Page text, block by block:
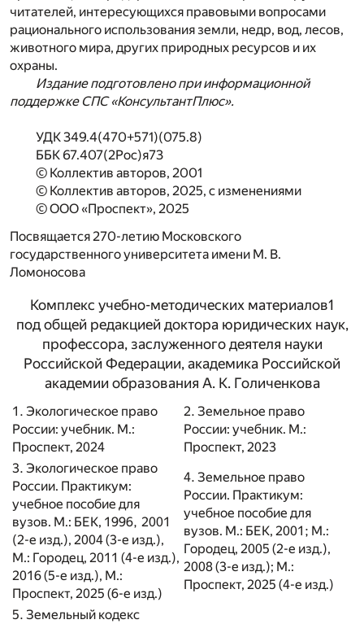
читателей, интересующихся правовыми вопросами
рационального использования земли, недр, вод, лесов,
животного мира, других природных ресурсов и их
охраны.
Издание подготовлено при информационной
поддержке СПС «КонсультантПлюс».
УДК 349.4(470+571)(075.8)
ББК 67.407(2Рос)я73
© Коллектив авторов, 2001
© Коллектив авторов, 2025, с изменениями
© ООО «Проспект», 2025
Посвящается 270-летию Московского
государственного университета имени М. В.
Ломоносова
Комплекс учебно-методических материалов1
под общей редакцией доктора юридических наук,
профессора, заслуженного деятеля науки
Российской Федерации, академика Российской
академии образования А. К. Голиченкова
1. Экологическое право
России: учебник. М.:
Проспект, 2024
2. Земельное право
России: учебник. М.:
Проспект, 2023
3. Экологическое право
России. Практикум:
учебное пособие для
вузов. М.: БЕК, 1996, 2001
(2-е изд.), 2004 (3-е изд.),
М.: Городец, 2011 (4-е изд.),
2016 (5-е изд.), М.:
Проспект, 2025 (6-е изд.)
4. Земельное право
России. Практикум:
учебное пособие для
вузов. М.: БЕК, 2001; М.:
Городец, 2005 (2-е изд.),
2008 (3-е изд.); М.:
Проспект, 2025 (4-е изд.)
5. Земельный кодекс